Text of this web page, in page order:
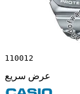
110012
عرض سريع